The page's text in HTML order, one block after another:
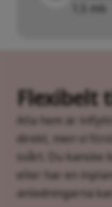
1,5 mb
Flexibelt
Alla hem är
direkt, men vi
svårt. Du kanske
eller har en
anledningarna